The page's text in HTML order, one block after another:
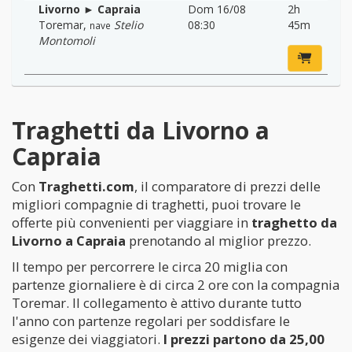
Livorno ► Capraia
Toremar, nave Stelio
Montomoli
Dom 16/08
08:30
2h
45m
Traghetti da Livorno a
Capraia
Con Traghetti.com, il comparatore di prezzi delle
migliori compagnie di traghetti, puoi trovare le
offerte più convenienti per viaggiare in traghetto da
Livorno a Capraia prenotando al miglior prezzo.
Il tempo per percorrere le circa 20 miglia con
partenze giornaliere è di circa 2 ore con la compagnia
Toremar. Il collegamento è attivo durante tutto
l'anno con partenze regolari per soddisfare le
esigenze dei viaggiatori. I prezzi partono da 25,00